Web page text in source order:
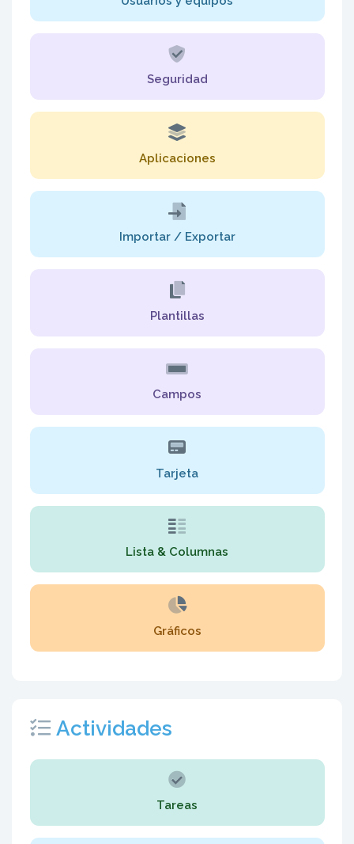
Seguridad
Aplicaciones
Importar / Exportar
Plantillas
Campos
Tarjeta
Lista & Columnas
Gráficos
Actividades
Tareas